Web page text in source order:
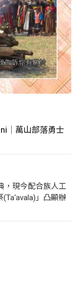
｜萬山部落勇士
，現今配合族人工
」凸顯辦